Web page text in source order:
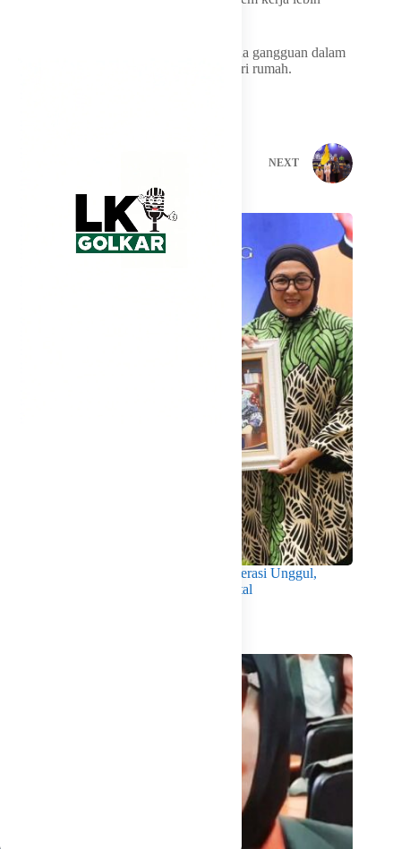
Selain itu, Pemerintah memastikan tidak ada gangguan dalam
pelayanan meski sebagian ASN bekerja dari rumah.
NEXT
Related Posts
Wabup Intan Dorong Mahasiswa Jadi Generasi Unggul,
Berkarakter dan Sadar Hukum di Era Digital